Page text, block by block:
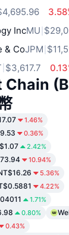
IncMU
& CoJPM
$3,617.7
Chain
1.46%
0.36%
2.42%
10.94%
5.36%
4.22%
1.71%
0.80%
0.43%